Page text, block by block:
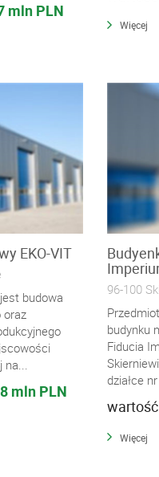
mln PLN
Więcej
EKO-VIT
budowa
oraz
mln PLN
96-100
budynku
Fiducia
działce
Więcej